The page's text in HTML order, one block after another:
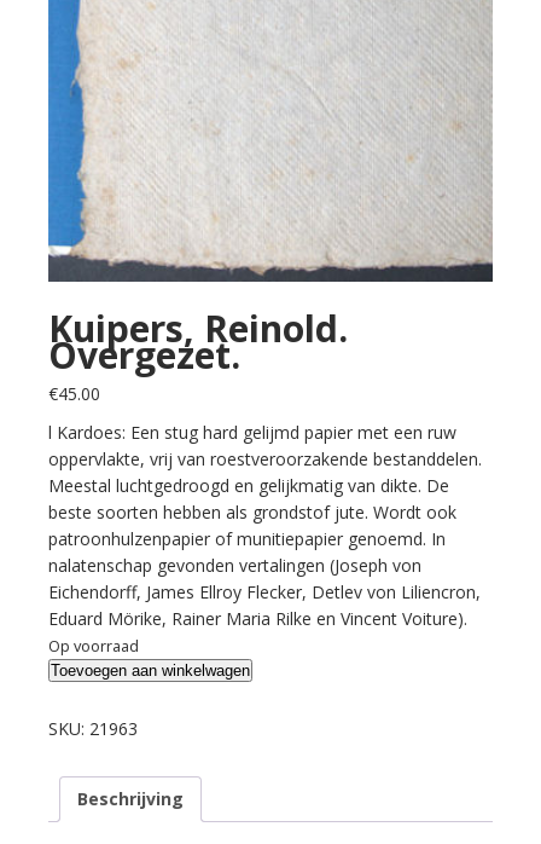
Kuipers, Reinold.
Overgezet.
€45.00
l Kardoes: Een stug hard gelijmd papier met een ruw
oppervlakte, vrij van roestveroorzakende bestanddelen.
Meestal luchtgedroogd en gelijkmatig van dikte. De
beste soorten hebben als grondstof jute. Wordt ook
patroonhulzenpapier of munitiepapier genoemd. In
nalatenschap gevonden vertalingen (Joseph von
Eichendorff, James Ellroy Flecker, Detlev von Liliencron,
Eduard Mörike, Rainer Maria Rilke en Vincent Voiture).
Op voorraad
Kuipers,
Overgezet.
Toevoegen aan winkelwagen
SKU: 21963
Beschrijving